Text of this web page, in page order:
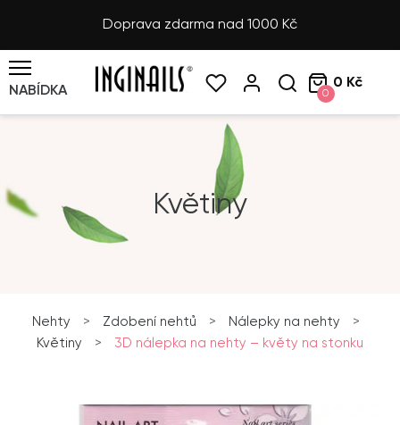
Doprava zdarma nad 1000 Kč
NABÍDKA 0
0 Kč
Květiny
Nehty > Zdobení nehtů > Nálepky na nehty
>
Květiny
> 3D nálepka na nehty – květy na stonku